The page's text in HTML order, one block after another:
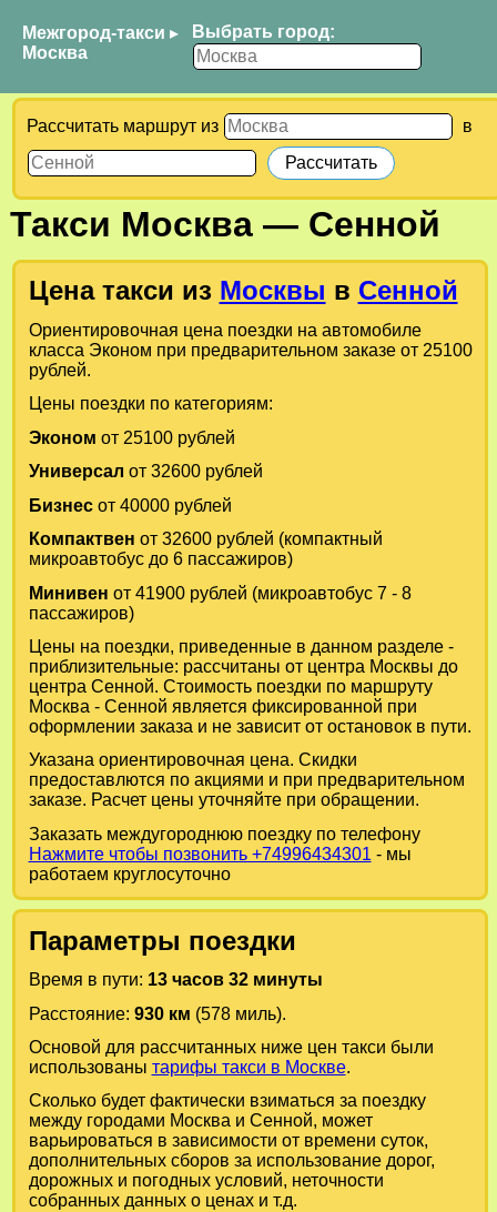
Межгород-такси ▸
Москва
Выбрать город:
Рассчитать маршрут из в
Такси Москва— Сенной
Цена такси из Москвы в Сенной
Ориентировочная цена поездки на автомобиле
класса Эконом при предварительном заказе от 25100
рублей.
Цены поездки по категориям:
Эконом от 25100 рублей
Универсал от 32600 рублей
Бизнесот 40000 рублей
Компактвен от 32600 рублей (компактный
микроавтобус до 6 пассажиров)
Минивен от 41900 рублей (микроавтобус 7 - 8
пассажиров)
Цены на поездки, приведенные в данном разделе -
приблизительные: рассчитаны от центра Москвы до
центра Сенной. Стоимость поездки по маршруту
Москва - Сенной является фиксированной при
оформлении заказа и не зависит от остановок в пути.
Указана ориентировочная цена. Скидки
предоставлются по акциями и при предварительном
заказе. Расчет цены уточняйте при обращении.
Заказать междугороднюю поездку по телефону
Нажмите чтобы позвонить +74996434301 - мы
работаем круглосуточно
Параметры поездки
Время в пути: 13 часов 32 минуты
Расстояние: 930 км (578 миль).
Основой для рассчитанных ниже цен такси были
использованы тарифы такси в Москве.
Сколько будет фактически взиматься за поездку
между городами Москваи Сенной, может
варьироваться в зависимости от времени суток,
дополнительных сборов за использование дорог,
дорожных и погодных условий, неточности
собранных данных о ценах и т.д.